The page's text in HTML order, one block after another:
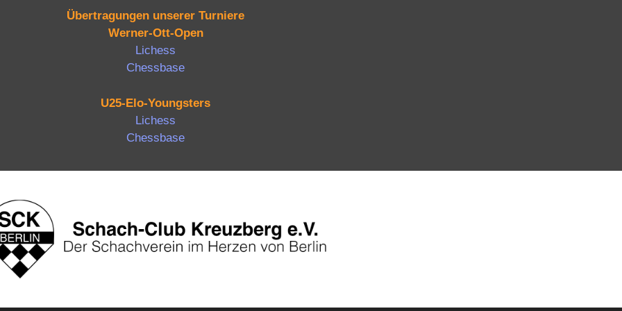
Übertragungen unserer Turniere
Werner-Ott-Open
Lichess
Chessbase
U25-Elo-Youngsters
Lichess
Chessbase